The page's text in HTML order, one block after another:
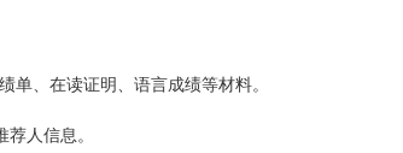
单、在读证明、语言成绩等材料。
人信息。